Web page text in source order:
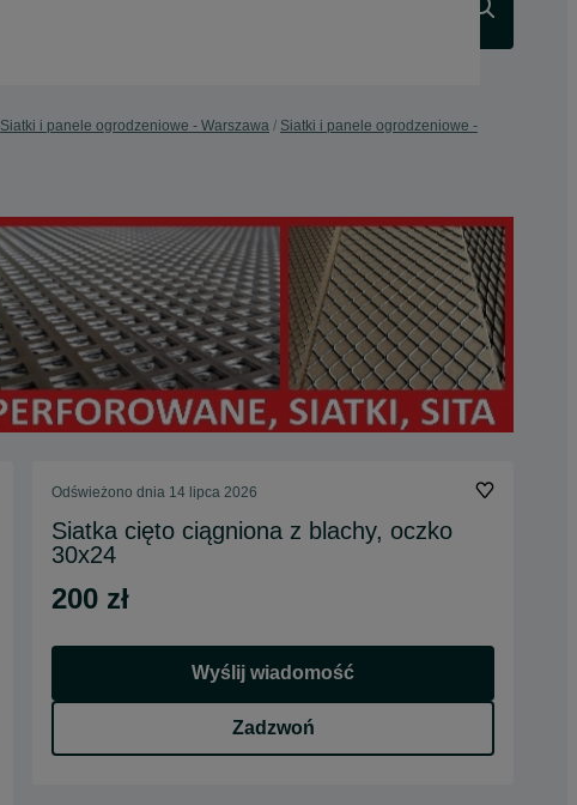
Siatki i panele ogrodzeniowe - Warszawa
Siatki i panele ogrodzeniowe -
Odświeżono dnia 14 lipca 2026
Siatka cięto ciągniona z blachy, oczko
30x24
200 zł
Wyślij wiadomość
Zadzwoń